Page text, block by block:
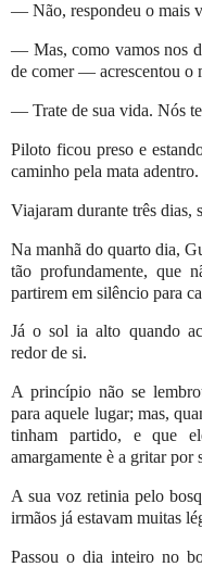
— Não, respondeu o mais
— Mas, como vamos nos
de comer — acrescentou o
— Trate de sua vida. Nós
Piloto ficou preso e
caminho pela mata adentro.
Viajaram durante três dias,
Na manhã do quarto dia,
tão profundamente, que
partirem em silêncio para
Já o sol ia alto quando
redor de si.
A princípio não se
para aquele lugar; mas,
tinham partido, e que
amargamente è a gritar por
A sua voz retinia pelo
irmãos já estavam muitas
Passou o dia inteiro no